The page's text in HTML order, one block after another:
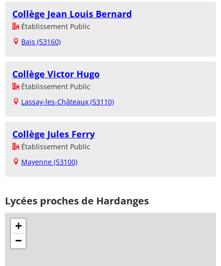
Collège Jean Louis Bernard
Établissement Public
Bais (53160)
Collège Victor Hugo
Établissement Public
Lassay-les-Châteaux (53110)
Collège Jules Ferry
Établissement Public
Mayenne (53100)
Lycées proches de Hardanges
+
−